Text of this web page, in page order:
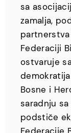
sa
zamalja,
Federaciji
ostvaruje
Bosne i
saradnju
podstiče